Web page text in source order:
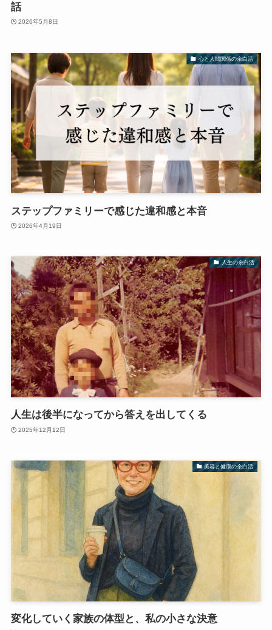
話
2026年5月8日
心と人間関係の余白活
ステップファミリーで感じた違和感と本音
2026年4月19日
人生の余白活
人生は後半になってから答えを出してくる
2025年12月12日
美容と健康の余白活
変化していく家族の体型と、私の小さな決意